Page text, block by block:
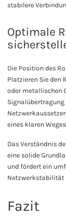
stabilere
Optimale
Die Position des
Platzieren Sie den
oder metallischen
Signalübertragung
eines klaren
Das Verständnis
eine solide
und fördert ein
Netzwerkstabilität
Fazit